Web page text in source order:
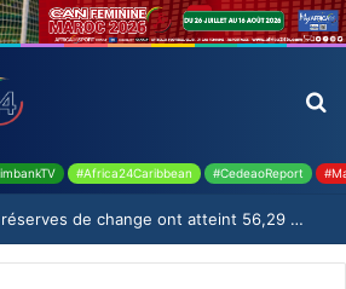
#Africa24Caribbean #CedeaoReport
Côte d’Ivoire : les réserves de change ont atteint 56,29 milliards USD en juillet